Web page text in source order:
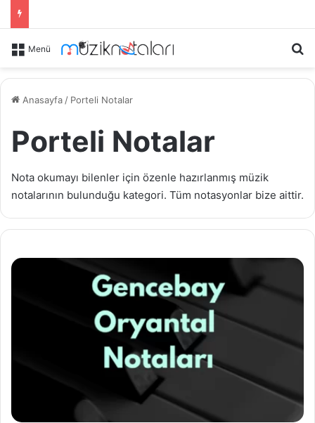
Menü
Anasayfa / Porteli Notalar
Porteli Notalar
Nota okumayı bilenler için özenle hazırlanmış müzik
notalarının bulunduğu kategori. Tüm notasyonlar bize aittir.